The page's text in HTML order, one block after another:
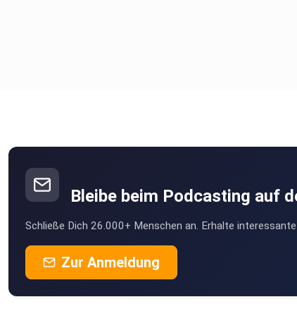
3,1%Defizit:
Bleibe beim Podcasting auf
Schließe Dich 26.000+ Menschen an. Erhalte
Zur Anmeldung